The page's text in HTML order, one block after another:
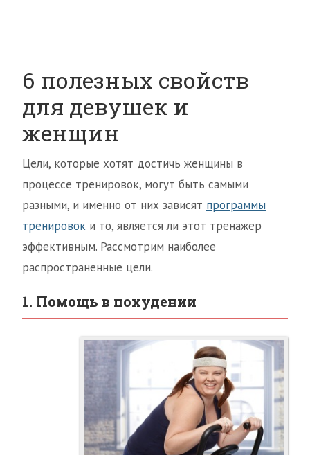
6 полезных свойств
для девушек и
женщин
Цели, которые хотят достичь женщины в
процессе тренировок, могут быть самыми
разными, и именно от них зависят программы
тренировок и то, является ли этот тренажер
эффективным. Рассмотрим наиболее
распространенные цели.
1. Помощь в похудении